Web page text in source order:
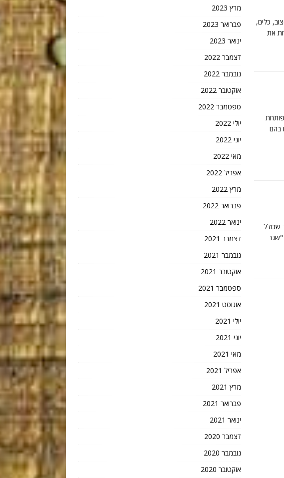
כלים,
את
בהם
שכולל
מרץ 2023
פברואר 2023
ינואר 2023
דצמבר 2022
נובמבר 2022
אוקטובר 2022
ספטמבר 2022
יולי 2022
יוני 2022
מאי 2022
אפריל 2022
מרץ 2022
פברואר 2022
ינואר 2022
דצמבר 2021
נובמבר 2021
אוקטובר 2021
ספטמבר 2021
אוגוסט 2021
יולי 2021
יוני 2021
מאי 2021
אפריל 2021
מרץ 2021
פברואר 2021
ינואר 2021
דצמבר 2020
נובמבר 2020
אוקטובר 2020